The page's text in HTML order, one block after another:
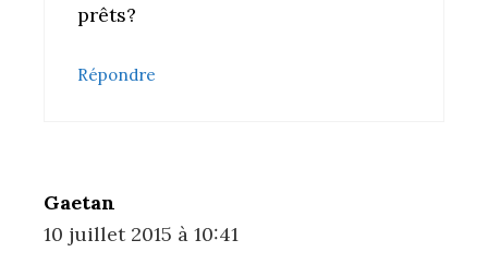
prêts?
Répondre
Gaetan
10 juillet 2015 à 10:41